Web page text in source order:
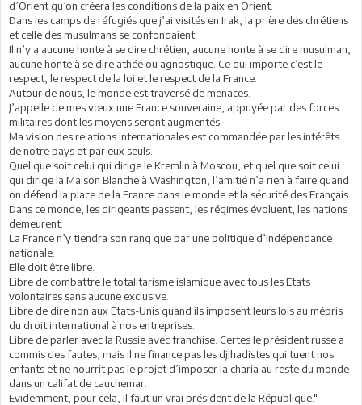
d’Orient qu’on créera les conditions de la paix en Orient.
Dans les camps de réfugiés que j’ai visités en Irak, la prière des chrétiens
et celle des musulmans se confondaient.
Il n’y a aucune honte à se dire chrétien, aucune honte à se dire musulman,
aucune honte à se dire athée ou agnostique. Ce qui importe c’est le
respect, le respect de la loi et le respect de la France.
Autour de nous, le monde est traversé de menaces.
J’appelle de mes vœux une France souveraine, appuyée par des forces
militaires dont les moyens seront augmentés.
Ma vision des relations internationales est commandée par les intérêts
de notre pays et par eux seuls.
Quel que soit celui qui dirige le Kremlin à Moscou, et quel que soit celui
qui dirige la Maison Blanche à Washington, l’amitié n’a rien à faire quand
on défend la place de la France dans le monde et la sécurité des Français.
Dans ce monde, les dirigeants passent, les régimes évoluent, les nations
demeurent.
La France n’y tiendra son rang que par une politique d’indépendance
nationale.
Elle doit être libre.
Libre de combattre le totalitarisme islamique avec tous les Etats
volontaires sans aucune exclusive.
Libre de dire non aux Etats-Unis quand ils imposent leurs lois au mépris
du droit international à nos entreprises.
Libre de parler avec la Russie avec franchise. Certes le président russe a
commis des fautes, mais il ne finance pas les djihadistes qui tuent nos
enfants et ne nourrit pas le projet d’imposer la charia au reste du monde
dans un califat de cauchemar.
Evidemment, pour cela, il faut un vrai président de la République."